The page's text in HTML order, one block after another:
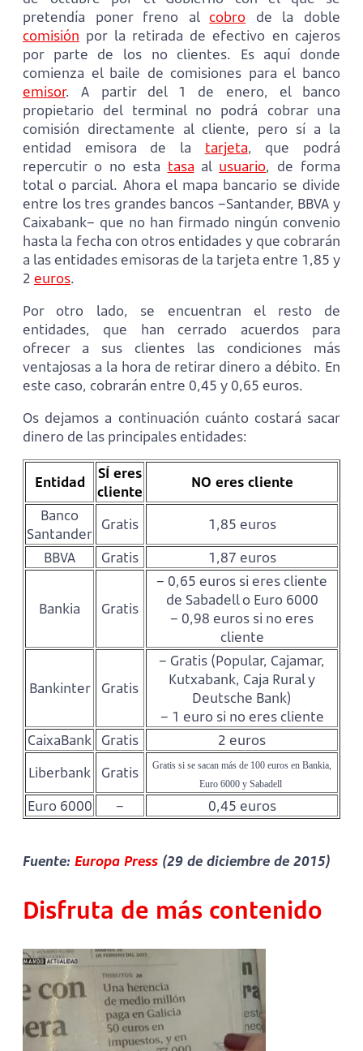
pretendía poner freno alcobro de la doble
comisión por la retirada de efectivo en cajeros
por parte de los no clientes. Es aquí donde
comienza el baile de comisiones para el banco
emisor. A partir del 1 de enero, el banco
propietario del terminal no podrá cobrar una
comisión directamente al cliente, pero sí a la
entidad emisora de la tarjeta, que podrá
repercutir o no esta tasa al usuario, de forma
total o parcial. Ahora el mapa bancario se divide
entre los tres grandes bancos –Santander, BBVA y
Caixabank– que no han firmado ningún convenio
hasta la fecha con otros entidades y que cobrarán
a las entidades emisoras de la tarjeta entre 1,85 y
2 euros.
Por otro lado, se encuentran el resto de
entidades, que han cerrado acuerdos para
ofrecer a sus clientes las condiciones más
ventajosas a la hora de retirar dinero a débito. En
este caso, cobrarán entre 0,45 y 0,65 euros.
Os dejamos a continuación cuánto costará sacar
dinero de las principales entidades:
Entidad
SÍ eres
cliente
NO eres cliente
Banco
Santander
Gratis
1,85 euros
BBVA
Gratis 1,87 euros
Bankia Gratis
– 0,65 euros si eres cliente
de Sabadell o Euro 6000
– 0,98 euros si no eres
cliente
Bankinter Gratis
– Gratis (Popular, Cajamar,
Kutxabank, Caja Rural y
Deutsche Bank)
– 1 euro si no eres cliente
CaixaBank Gratis
2 euros
Liberbank
Gratis
Euro 6000 y Sabadell
Euro 6000 – 0,45 euros
Fuente: Europa Press (29 de diciembre de 2015)
Disfruta de más contenido